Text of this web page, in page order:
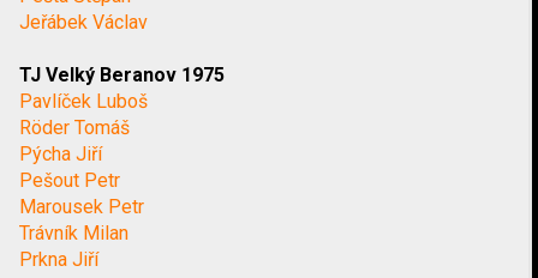
Jeřábek Václav
TJ Velký Beranov 1975
Pavlíček Luboš
Röder Tomáš
Pýcha Jiří
Pešout Petr
Marousek Petr
Trávník Milan
Prkna Jiří